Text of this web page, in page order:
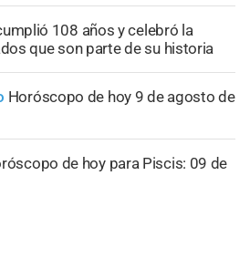
108 años y celebró la
que son parte de su historia
Horóscopo de hoy 9 de agosto de
de hoy para Piscis: 09 de